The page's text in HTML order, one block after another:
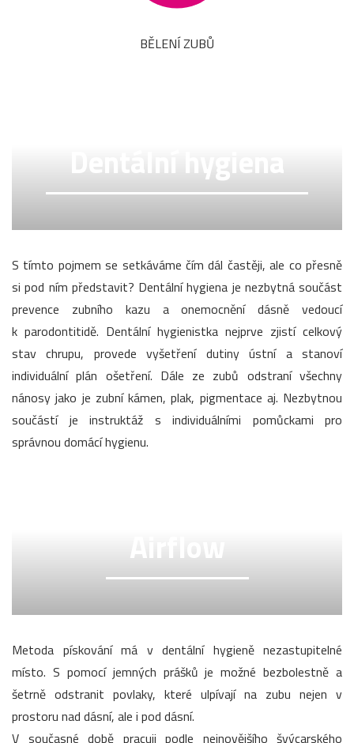
BĚLENÍ ZUBŮ
S tímto pojmem se setkáváme čím dál častěji, ale co přesně
si pod ním představit? Dentální hygiena je nezbytná součást
prevence zubního kazu a onemocnění dásně vedoucí
k parodontitidě. Dentální hygienistka nejprve zjistí celkový
stav chrupu, provede vyšetření dutiny ústní a stanoví
individuální plán ošetření. Dále ze zubů odstraní všechny
nánosy jako je zubní kámen, plak, pigmentace aj. Nezbytnou
součástí je instruktáž s individuálními pomůckami pro
správnou domácí hygienu.
Dentální hygiena
Airflow
Metoda pískování má v dentální hygieně nezastupitelné
místo. S pomocí jemných prášků je možné bezbolestně a
šetrně odstranit povlaky, které ulpívají na zubu nejen v
prostoru nad dásní, ale i pod dásní.
V současné době pracuji podle nejnovějšího švýcarského